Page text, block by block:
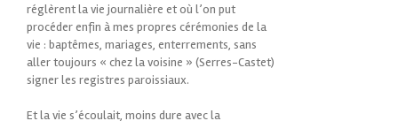
réglèrent la vie journalière et où l’on put
procéder enfin à mes propres cérémonies de la
vie : baptêmes, mariages, enterrements, sans
aller toujours « chez la voisine » (Serres-Castet)
signer les registres paroissiaux.
Et la vie s’écoulait, moins dure avec la